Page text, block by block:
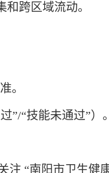
跨区域流动。
。
”/“技能未通过”）。
“南阳市卫生健